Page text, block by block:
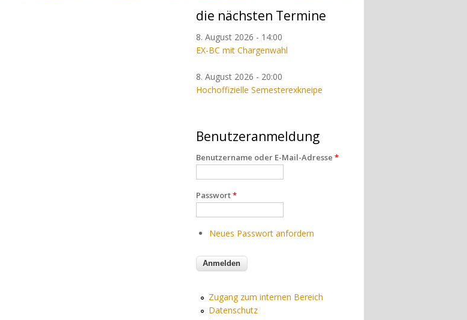
die nächsten Termine
8. August 2026 - 14:00
EX-BC mit Chargenwahl
8. August 2026 - 20:00
Hochoffizielle Semesterexkneipe
Benutzeranmeldung
Benutzername oder E-Mail-Adresse *
Passwort*
Neues Passwort anfordern
Zugang zum internen Bereich
Datenschutz